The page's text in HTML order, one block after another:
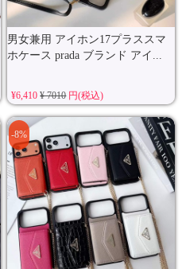
男女兼用 アイホン17プラススマ
ホケース prada ブランド アイ...
¥6,410¥ 7010円(税込)
-8%